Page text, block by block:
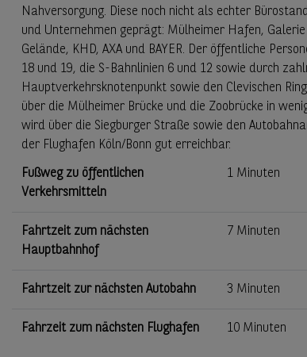
Nahversorgung. Diese noch nicht als echter
und Unternehmen geprägt: Mülheimer Hafen,
Gelände, KHD, AXA und BAYER. Der öffentliche
18 und 19, die S-Bahnlinien 6 und 12 sowie durch
Hauptverkehrsknotenpunkt sowie den Clevischen
über die Mülheimer Brücke und die Zoobrücke in
wird über die Siegburger Straße sowie den
der Flughafen Köln/Bonn gut erreichbar.
Fußweg zu öffentlichen
Verkehrsmitteln
1 Minuten
Fahrtzeit zum nächsten
Hauptbahnhof
7 Minuten
Fahrtzeit zur nächsten Autobahn 3 Minuten
Fahrzeit zum nächsten Flughafen 10 Minuten